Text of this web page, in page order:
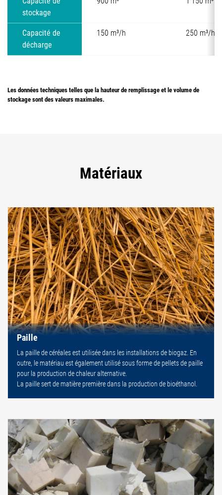
stockage
Capacité de
décharge
150 m³/h 250 m³/h
Les données techniques telles que la hauteur de remplissage et le volume de
stockage sont des valeurs maximales.
Matériaux
Paille
La paille de céréales est utilisée dans les installations de biogaz. En
outre, le matériau est également utilisé sous forme de pellets de paille
pour la production de chaleur alternative.
La paille sert de matière première dans la production de bioéthanol.